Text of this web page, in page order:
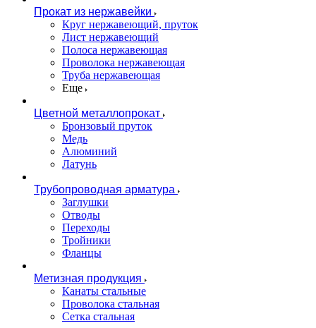
Прокат из нержавейки
Круг нержавеющий, пруток
Лист нержавеющий
Полоса нержавеющая
Проволока нержавеющая
Труба нержавеющая
Еще
Цветной металлопрокат
Бронзовый пруток
Медь
Алюминий
Латунь
Трубопроводная арматура
Заглушки
Отводы
Переходы
Тройники
Фланцы
Метизная продукция
Канаты стальные
Проволока стальная
Сетка стальная